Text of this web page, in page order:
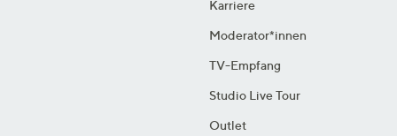
Karriere
Moderator*innen
TV-Empfang
Studio Live Tour
Outlet